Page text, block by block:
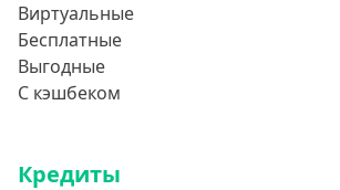
Виртуальные
Бесплатные
Выгодные
С кэшбеком
Кредиты